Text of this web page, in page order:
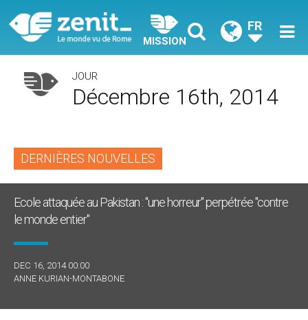
MISSION
FR
JOUR
Décembre 16th, 2014
DERNIÈRES NOUVELLES
Ecole attaquée au Pakistan : "une horreur" perpétrée "contre
le monde entier"
DEC 16, 2014 00:00
ANNE KURIAN-MONTABONE